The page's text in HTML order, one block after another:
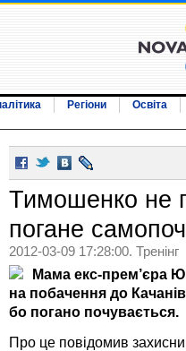
Регіони
Освіта
Тимошенко не
погане
2012-03-09 17:28:00. Тренінг
Мама екс-прем’єра
на побачення до
бо погано почувається.
Про це повiдомив